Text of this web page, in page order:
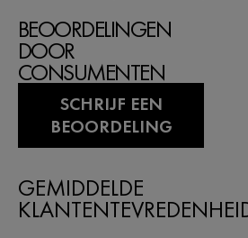
BEOORDELINGEN
DOOR
CONSUMENTEN
SCHRIJF EEN
BEOORDELING
GEMIDDELDE